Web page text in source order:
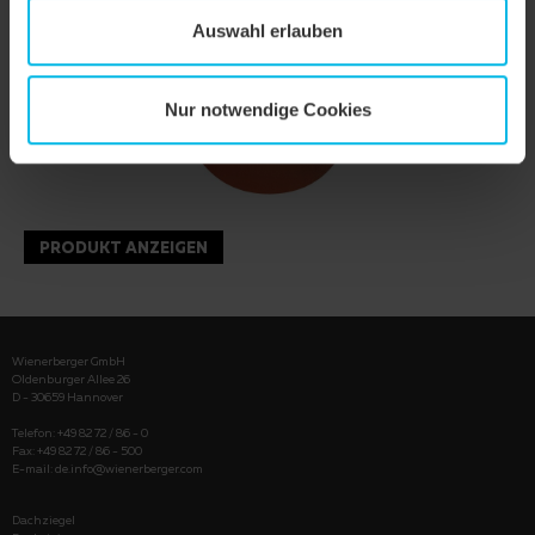
Auswahl erlauben
Nur notwendige Cookies
PRODUKT ANZEIGEN
Wienerberger GmbH
Oldenburger Allee 26
D - 30659 Hannover
Telefon: +49 82 72 / 86 - 0
Fax: +49 82 72 / 86 - 500
E-mail: de.info@wienerberger.com
Dachziegel